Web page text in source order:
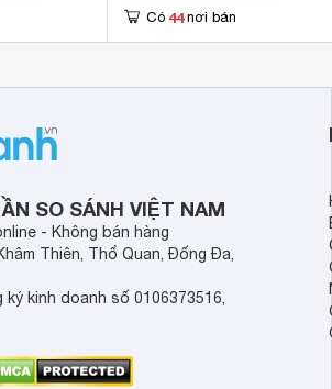
Có 44 nơi bán
SO SÁNH VIỆT NAM
- Không bán hàng
Thiên, Thổ Quan, Đống Đa,
kinh doanh số 0106373516,